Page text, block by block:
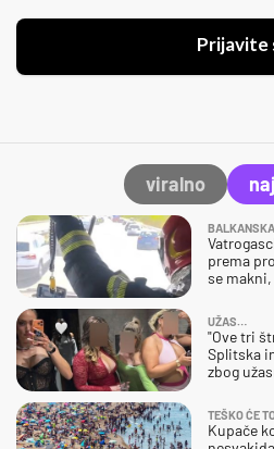
Prijavite
viralno
prema
se
UŽAS…
"Ove tri
Splitska
zbog
TEŠKO ĆE
Kupače